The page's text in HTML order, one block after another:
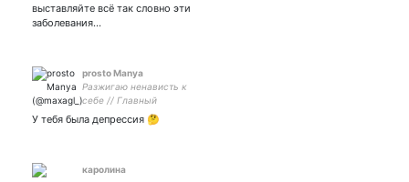
выставляйте всё так словно эти
заболевания…
prosto Manya
Разжигаю ненависть к
себе // Главный
подстрекатель // Ну и
конечно же ЧСВ
У тебя была депрессия 🤔
каролина